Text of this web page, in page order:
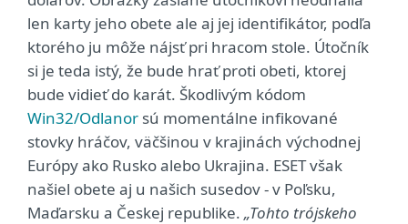
len karty jeho obete ale aj jej identifikátor, podľa
ktorého ju môže nájsť pri hracom stole. Útočník
si je teda istý, že bude hrať proti obeti, ktorej
bude vidieť do karát. Škodlivým kódom
Win32/Odlanor sú momentálne infikované
stovky hráčov, väčšinou v krajinách východnej
Európy ako Rusko alebo Ukrajina. ESET však
našiel obete aj u našich susedov - v Poľsku,
Maďarsku a Českej republike. „Tohto trójskeho